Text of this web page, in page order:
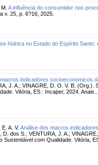
A influência do consumidor nos
v. 25, p. 6?16, 2025.
hídrica no Estado do Espírito Santo:
indicadores socioeconomicos
J. A.; VINAGRE, D. O. V. B. (Org.).
Vitória, ES : Incaper, 2024.
A. V. Análise dos macros
D. dos S.; VENTURA, J. A.;
Sustentável com Qualidade. Vitória,